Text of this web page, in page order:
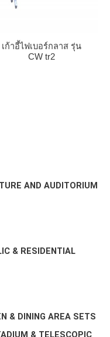
เก้าอี้ไฟเบอร์กลาส รุ่น
CW tr2
AND AUDITORIUM
& RESIDENTIAL
& DINING AREA SETS